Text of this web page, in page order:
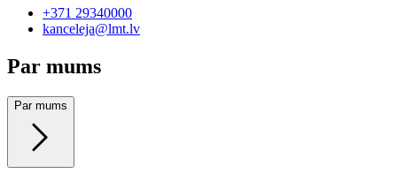
+371 29340000
kanceleja@lmt.lv
Par mums
Par mums